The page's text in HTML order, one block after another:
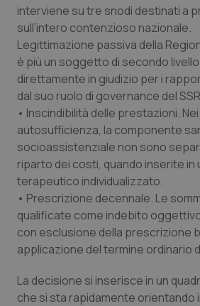
Puglia
Sardegna
Sicilia
Toscana
Umbria
Valle D’Aosta
Veneto
Malattie rare
Malattia di Crohn &
Neuroscienze & patologie
Obesità
Oftalmologia
Oncodermatologia
Oncoematologia
Oncologia & Nutrizione
interviene su tre snodi destinati a
sull’intero contenzioso nazionale.
Legittimazione passiva della
è più un soggetto di secondo
direttamente in giudizio per i
dal suo ruolo di governance del
• Inscindibilità delle prestazioni.
autosufficienza, la componente
socioassistenziale non sono
riparto dei costi, quando inserite
terapeutico individualizzato.
• Prescrizione decennale. Le
qualificate come indebito
con esclusione della prescrizione
applicazione del termine ordinario
La decisione si inserisce in un
che si sta rapidamente orientando